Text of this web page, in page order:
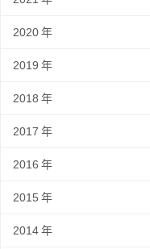
2020年
2019 年
2018 年
2017 年
2016 年
2015 年
2014年